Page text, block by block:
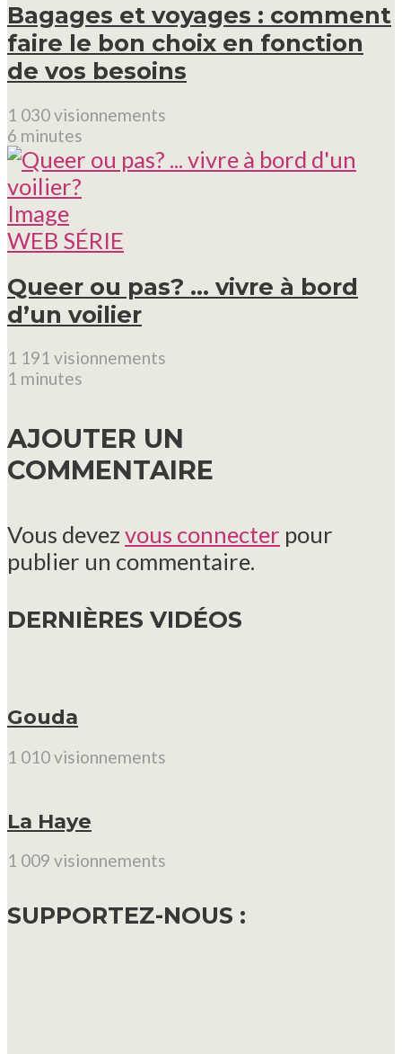
Bagages et voyages : comment
faire le bon choix en fonction
de vos besoins
1 030 visionnements
6 minutes
Image
WEB SÉRIE
Queer ou pas? … vivre à bord
d’un voilier
1 191 visionnements
1 minutes
AJOUTER UN
COMMENTAIRE
Vous devez vous connecter pour
publier un commentaire.
DERNIÈRES VIDÉOS
Gouda
1 010 visionnements
La Haye
1 009 visionnements
SUPPORTEZ-NOUS :